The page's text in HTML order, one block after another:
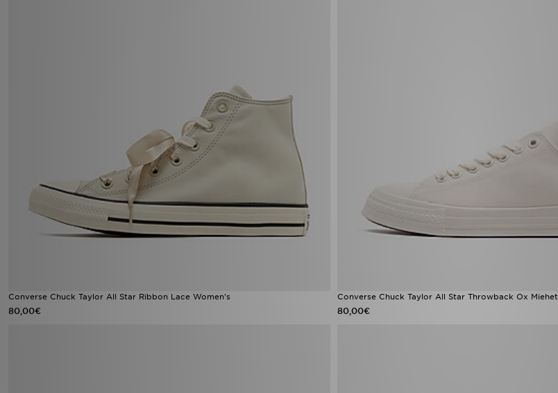
Converse Chuck Taylor All Star Ribbon Lace Women's
80,00€
Converse Chuck Taylor All Star Throwback Ox Miehet
80,00€